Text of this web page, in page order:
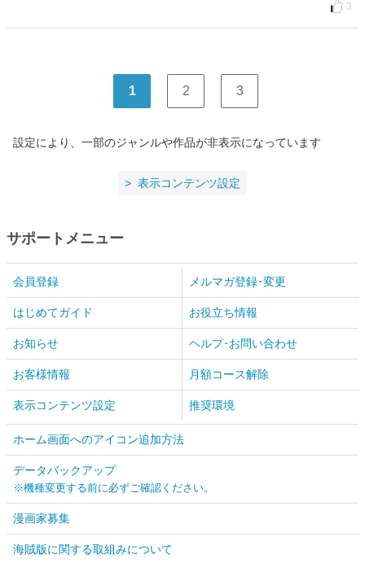
3
1 2 3
設定により、一部のジャンルや作品が非表示になっています
表示コンテンツ設定
サポートメニュー
会員登録 メルマガ登録･変更
はじめてガイド お役立ち情報
お知らせ ヘルプ･お問い合わせ
お客様情報 月額コース解除
表示コンテンツ設定 推奨環境
ホーム画面へのアイコン追加方法
データバックアップ
※機種変更する前に必ずご確認ください。
漫画家募集
海賊版に関する取組みについて